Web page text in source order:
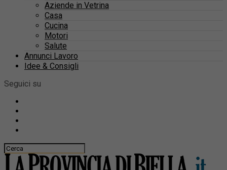
Aziende in Vetrina
Casa
Cucina
Motori
Salute
Annunci Lavoro
Idee & Consigli
Seguici su